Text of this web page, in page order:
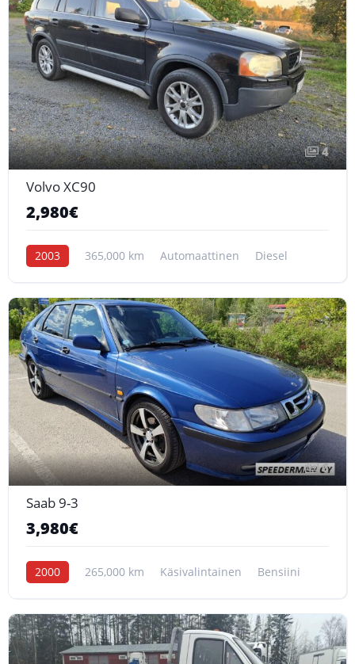
4
Volvo XC90
2,980€
2003 365,000 km Automaattinen Diesel
6
Saab 9-3
3,980€
2000 265,000 km Käsivalintainen Bensiini